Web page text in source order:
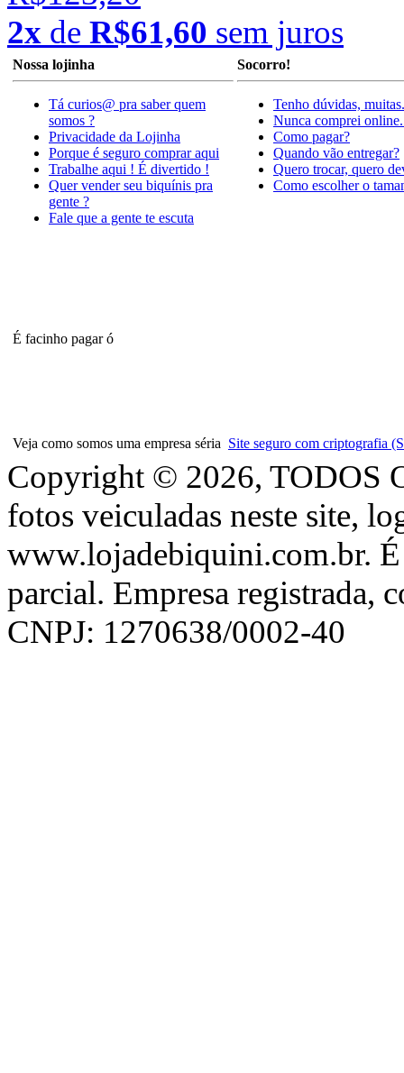
2x de R$61,60 sem juros
Nossa lojinha
Tá curios@ pra saber quem
somos ?
Privacidade da Lojinha
Porque é seguro comprar aqui
Trabalhe aqui ! É divertido !
Quer vender seu biquínis pra
gente ?
Fale que a gente te escuta
Socorro!
Tenho dúvidas, muitas.
Nunca comprei online.
Como pagar?
Quando vão entregar?
Quero trocar, quero
Como escolher o
É facinho pagar ó
Veja como somos uma empresa séria Site seguro com criptografia
Copyright © 2026, TODOS
fotos veiculadas neste site,
www.lojadebiquini.com.br. É
parcial. Empresa registrada,
CNPJ: 1270638/0002-40